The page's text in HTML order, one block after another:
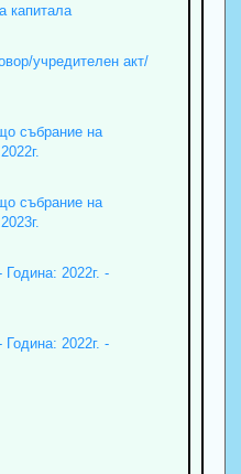
капитала
учредителен акт/
събрание на
събрание на
2022г. -
2022г. -